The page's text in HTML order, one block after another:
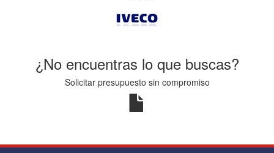
¿No encuentras lo que buscas?
Solicitar presupuesto sin compromiso